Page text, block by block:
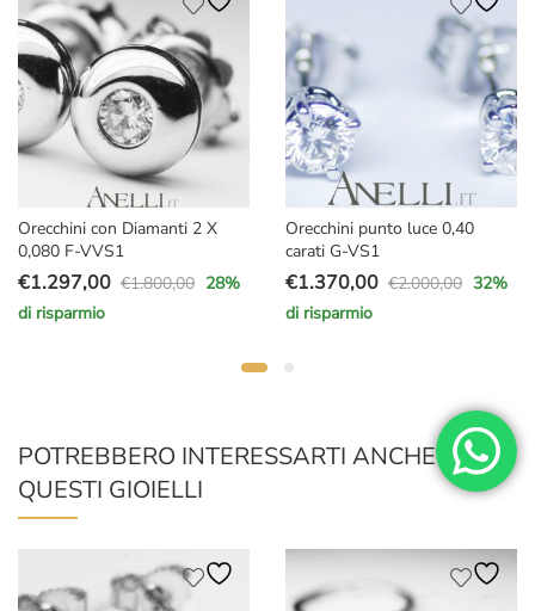
Orecchini con Diamanti 2 X
0,080 F-VVS1
€1.800,00
Il
prezzo
€1.297,00
Il
prezzo
28%
di risparmio
Orecchini punto luce 0,40
carati G-VS1
€2.000,00
Il
prezzo
€1.370,00
Il
prezzo
32%
di risparmio
POTREBBERO INTERESSARTI ANCHE
QUESTI GIOIELLI